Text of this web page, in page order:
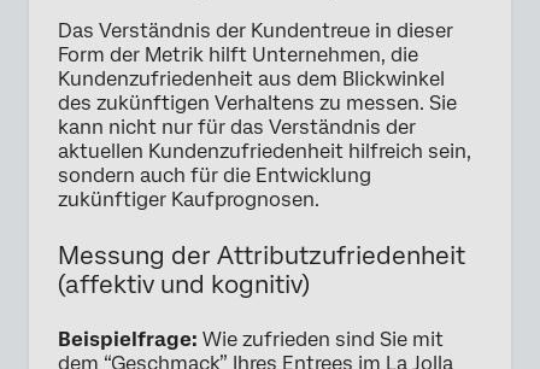
Das Verständnis der Kundentreue in dieser
Form der Metrik hilft Unternehmen, die
Kundenzufriedenheit aus dem Blickwinkel
des zukünftigen Verhaltens zu messen. Sie
kann nicht nur für das Verständnis der
aktuellen Kundenzufriedenheit hilfreich sein,
sondern auch für die Entwicklung
zukünftiger Kaufprognosen.
Messung der Attributzufriedenheit
(affektiv und kognitiv)
Beispielfrage: Wie zufrieden sind Sie mit
dem “Geschmack” Ihres Entrees im La Jolla